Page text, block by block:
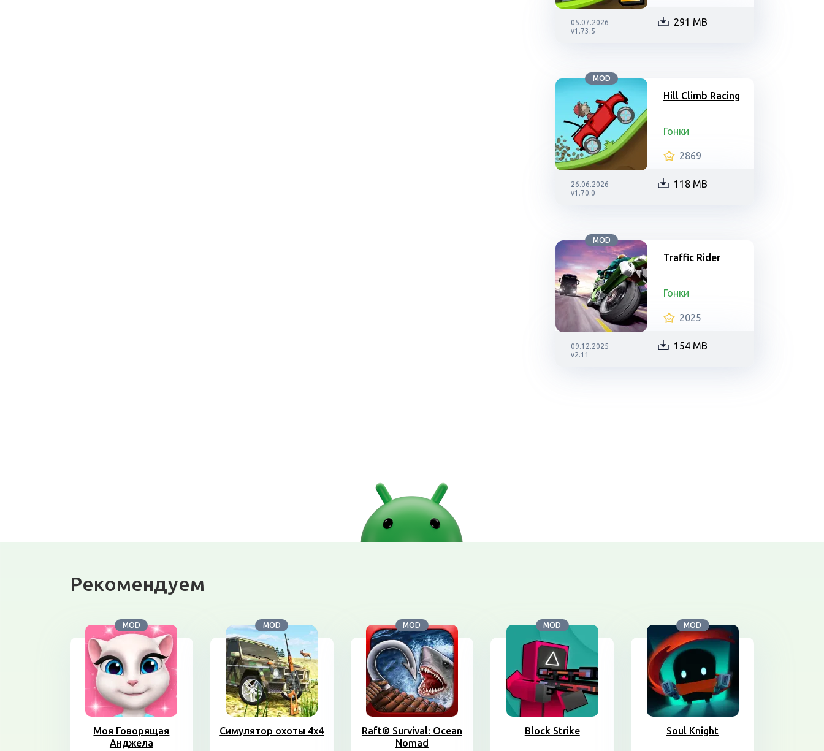
05.07.2026
v1.73.5
291 MB
MOD
Hill Climb Racing
Гонки
2869
26.06.2026
v1.70.0
118 MB
MOD
Traffic Rider
Гонки
2025
09.12.2025
v2.11
154 MB
Рекомендуем
MOD
Моя Говорящая
Анджела
MOD
Симулятор охоты 4х4
MOD
Raft® Survival: Ocean
Nomad
MOD
Block Strike
MOD
Soul Knight